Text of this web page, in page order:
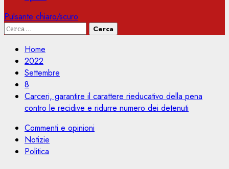
Pulsante chiaro/scuro
Ricerca
Home
2022
Settembre
8
Carceri, garantire il carattere rieducativo della pena
contro le recidive e ridurre numero dei detenuti
Commenti e opinioni
Notizie
Politica